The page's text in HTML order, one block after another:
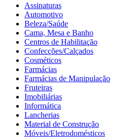
Assinaturas
Automotivo
Beleza/Saúde
Cama, Mesa e Banho
Centros de Habilitação
Confecções/Calçados
Cosméticos
Farmácias
Farmácias de Manipulação
Fruteiras
Imobiliárias
Informática
Lancherias
Material de Construção
Móveis/Eletrodomésticos